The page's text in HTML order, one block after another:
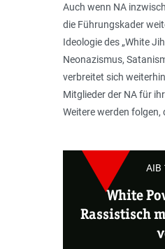
Auch wenn NA
die Führungskader
Ideologie des „White
Neonazismus,
verbreitet sich
Mitglieder der NA für
Weitere werden
AIB
White
Rassistisch